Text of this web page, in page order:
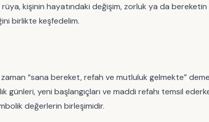
kişinin hayatındaki değişim, zorluk ya da
birlikte keşfedelim.
“sana bereket, refah ve mutluluk gelmekte”
günleri, yeni başlangıçları ve maddi refahı temsil
değerlerin birleşimidir.